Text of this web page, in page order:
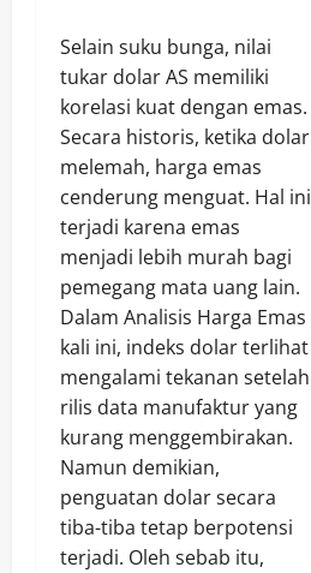
Selain suku bunga, nilai
tukar dolar AS memiliki
korelasi kuat dengan emas.
Secara historis, ketika dolar
melemah, harga emas
cenderung menguat. Hal ini
terjadi karena emas
menjadi lebih murah bagi
pemegang mata uang lain.
Dalam Analisis Harga Emas
kali ini, indeks dolar terlihat
mengalami tekanan setelah
rilis data manufaktur yang
kurang menggembirakan.
Namun demikian,
penguatan dolar secara
tiba-tiba tetap berpotensi
terjadi. Oleh sebab itu,